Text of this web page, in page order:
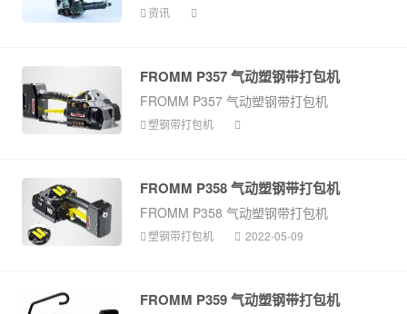
资讯
FROMM P357 气动塑钢带打包机
FROMM P357 气动塑钢带打包机
塑钢带打包机
FROMM P358 气动塑钢带打包机
FROMM P358 气动塑钢带打包机
塑钢带打包机 2022-05-09
FROMM P359 气动塑钢带打包机